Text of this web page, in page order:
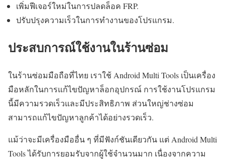
เพิ่มฟีเจอร์ใหม่ในการปลดล็อค FRP.
ปรับปรุงความเร็วในการทำงานของโปรแกรม.
ประสบการณ์ใช้งานในร้านซ่อม
ในร้านซ่อมมือถือที่ไทย เราใช้ Android Multi Tools เป็นเครื่อง
มือหลักในการแก้ไขปัญหาล็อกอุปกรณ์ การใช้งานโปรแกรม
นี้มีความรวดเร็วและมีประสิทธิภาพ ส่วนใหญ่ช่างซ่อม
สามารถแก้ไขปัญหาลูกค้าได้อย่างรวดเร็ว.
แม้ว่าจะมีเครื่องมืออื่น ๆ ที่มีฟังก์ชันเดียวกัน แต่ Android Multi
Tools ได้รับการยอมรับจากผู้ใช้จำนวนมาก เนื่องจากความ